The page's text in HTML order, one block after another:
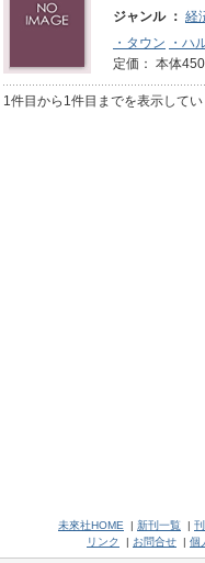
ジャンル ： 経
・タウン
・ハ
定価： 本体
1件目から1件目までを表示して
未來社HOME | 新刊一覧 |
リンク
| お問合せ | 個